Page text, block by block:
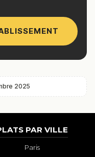
2025
PAR VILLE
Paris